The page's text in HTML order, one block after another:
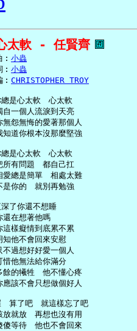
太軟 - 任賢齊
小蟲
小蟲
CHRISTOPHER TROY
是心太軟　心太軟
一個人流淚到天亮
怨無悔的愛著那個人
道你根本沒那麼堅強
是心太軟　心太軟
有問題　都自己扛
總是簡單　相處太難
你的　就別再勉強
了你還不想睡
在想著他嗎
樣癡情到底累不累
他不會回來安慰
過想好好愛一個人
他無法給你滿分
的犧牲　他不懂心疼
該不會只想做個好人
算了吧　就這樣忘了吧
就放　再想也沒有用
等待　他也不會回來